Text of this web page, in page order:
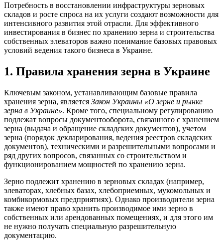
Потребность в восстановлении инфраструктуры зерновых
складов и росте спроса на их услуги создают возможности для
интенсивного развития этой отрасли. Для эффективного
инвестирования в бизнес по хранению зерна и строительства
собственных элеваторов важно понимание базовых правовых
условий ведения такого бизнеса в Украине.
1. Правила хранения зерна в Украине
Ключевым законом, устанавливающим базовые правила
хранения зерна, является Закон Украины «О зерне и рынке
зерна в Украине». Кроме того, специальному регулированию
подлежат вопросы документооборота, связанного с хранением
зерна (выдача и обращение складских документов), учетом
зерна (порядок декларирования, ведения реестров складских
документов), техническими и разрешительными вопросами и
ряд других вопросов, связанных со строительством и
функционированием мощностей по хранению зерна.
Зерно подлежит хранению в зерновых складах (например,
элеваторах, хлебных базах, хлебоприемных, мукомольных и
комбикормовых предприятиях). Однако производители зерна
также имеют право хранить производимое ими зерно в
собственных или арендованных помещениях, и для этого им
не нужно получать специальную разрешительную
документацию.